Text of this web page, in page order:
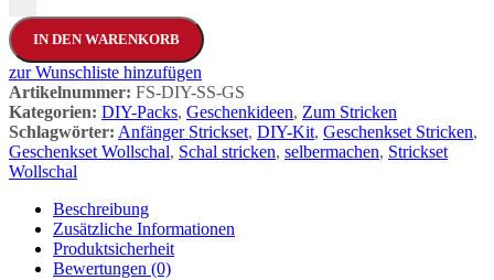
IN DEN WARENKORB
zur Wunschliste hinzufügen
Artikelnummer: FS-DIY-SS-GS
Kategorien: DIY-Packs, Geschenkideen, Zum Stricken
Schlagwörter: Anfänger Strickset, DIY-Kit, Geschenkset Stricken,
Geschenkset Wollschal, Schal stricken, selbermachen, Strickset
Wollschal
Beschreibung
Zusätzliche Informationen
Produktsicherheit
Bewertungen (0)